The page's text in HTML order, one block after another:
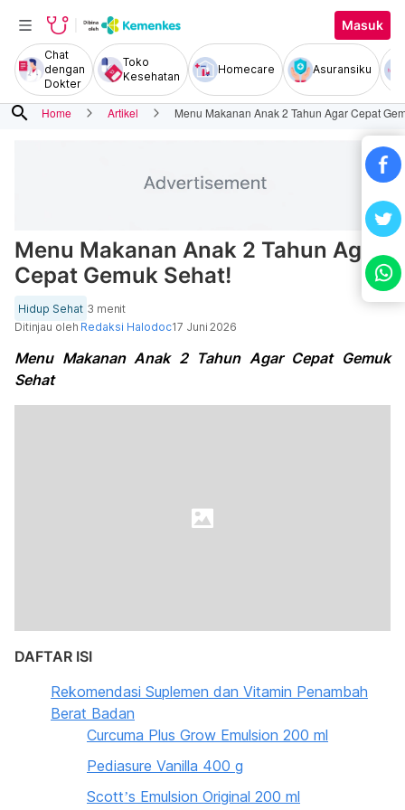
Masuk
Chat
dengan
Dokter
Toko
Kesehatan
Homecare Asuransiku
search Home Artikel Menu Makanan Anak 2 Tahun Agar Cepat
Menu Makanan Anak 2 Tahun Agar
Cepat Gemuk Sehat!
Hidup Sehat 3 menit
Ditinjau oleh Redaksi Halodoc17 Juni 2026
Menu Makanan Anak 2 Tahun Agar Cepat Gemuk
Sehat
DAFTAR ISI
Rekomendasi Suplemen dan Vitamin Penambah
Berat Badan
Curcuma Plus Grow Emulsion 200 ml
Pediasure Vanilla 400 g
Scott’s Emulsion Original 200 ml